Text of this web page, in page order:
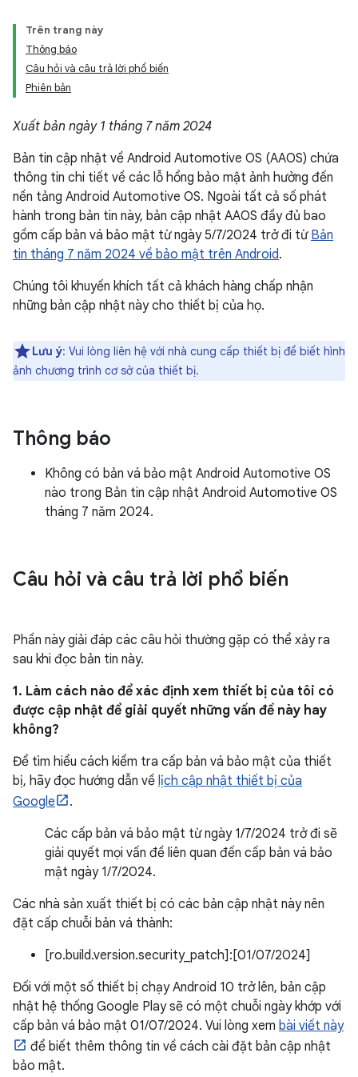
Trên trang này
Thông báo
Câu hỏi và câu trả lời phổ biến
Phiên bản
Xuất bản ngày 1 tháng 7 năm 2024
Bản tin cập nhật về Android Automotive OS (AAOS) chứa
thông tin chi tiết về các lỗ hổng bảo mật ảnh hưởng đến
nền tảng Android Automotive OS. Ngoài tất cả số phát
hành trong bản tin này, bản cập nhật AAOS đầy đủ bao
gồm cấp bản vá bảo mật từ ngày 5/7/2024 trở đi từ Bản
tin tháng 7 năm 2024 về bảo mật trên Android.
Chúng tôi khuyến khích tất cả khách hàng chấp nhận
những bản cập nhật này cho thiết bị của họ.
Lưu ý: Vui lòng liên hệ với nhà cung cấp thiết bị để biết hình
ảnh chương trình cơ sở của thiết bị.
Thông báo
Không có bản vá bảo mật Android Automotive OS
nào trong Bản tin cập nhật Android Automotive OS
tháng 7 năm 2024.
Câu hỏi và câu trả lời phổ biến
Phần này giải đáp các câu hỏi thường gặp có thể xảy ra
sau khi đọc bản tin này.
1. Làm cách nào để xác định xem thiết bị của tôi có
được cập nhật để giải quyết những vấn đề này hay
không?
Để tìm hiểu cách kiểm tra cấp bản vá bảo mật của thiết
bị, hãy đọc hướng dẫn về lịch cập nhật thiết bị của
Google
.
Các cấp bản vá bảo mật từ ngày 1/7/2024 trở đi sẽ
giải quyết mọi vấn đề liên quan đến cấp bản vá bảo
mật ngày 1/7/2024.
Các nhà sản xuất thiết bị có các bản cập nhật này nên
đặt cấp chuỗi bản vá thành:
[ro.build.version.security_patch]:[01/07/2024]
Đối với một số thiết bị chạy Android 10 trở lên, bản cập
nhật hệ thống Google Play sẽ có một chuỗi ngày khớp với
cấp bản vá bảo mật 01/07/2024. Vui lòng xem bài viết này
để biết thêm thông tin về cách cài đặt bản cập nhật
bảo mật.